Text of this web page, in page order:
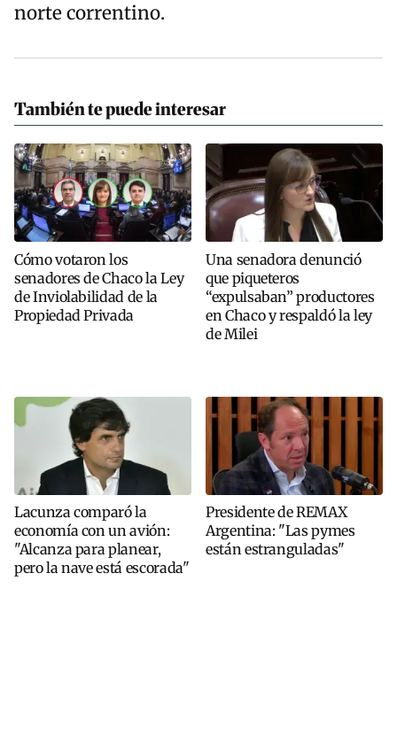
norte correntino.
También te puede interesar
Cómo votaron los
senadores de Chaco la Ley
de Inviolabilidad de la
Propiedad Privada
Una senadora denunció
que piqueteros
“expulsaban” productores
en Chaco y respaldó la ley
de Milei
Lacunza comparó la
economía con un avión:
"Alcanza para planear,
pero la nave está escorada"
Presidente de REMAX
Argentina: "Las pymes
están estranguladas"